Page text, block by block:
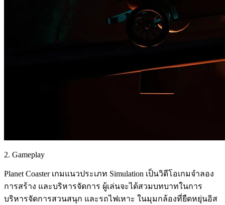
2. Gameplay
Planet Coaster เกมแนวประเภท Simulation เป็นวิดีโอเกมจำลอง
การสร้าง และบริหารจัดการ ผู้เล่นจะได้สวมบทบาทในการ
บริหารจัดการสวนสนุก และรถไฟเหาะ ในมุมกล้องที่ยืดหยุ่นอิส